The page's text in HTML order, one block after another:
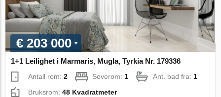
€ 203 000
1+1 Leilighet i Marmaris, Mugla, Tyrkia Nr. 179336
Antall rom:2 Soverom:1 Ant. bad fra:1
Bruksrom:48 Kvadratmeter